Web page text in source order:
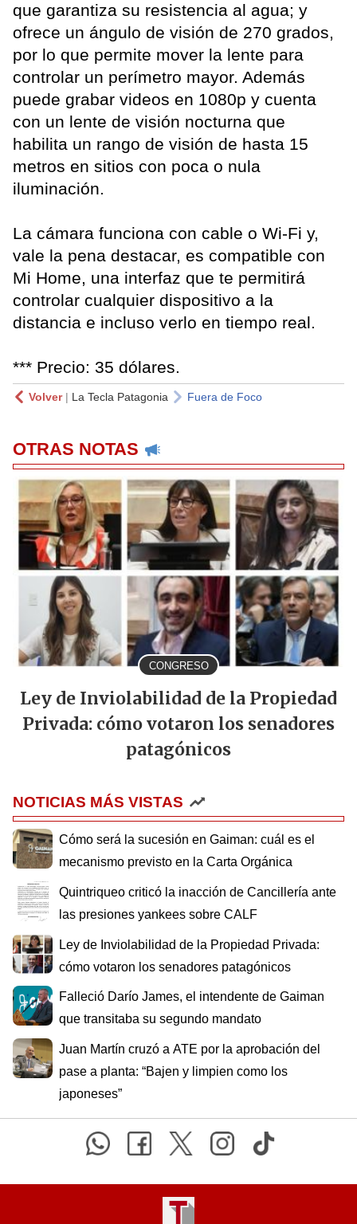
que garantiza su resistencia al agua; y
ofrece un ángulo de visión de 270 grados,
por lo que permite mover la lente para
controlar un perímetro mayor. Además
puede grabar videos en 1080p y cuenta
con un lente de visión nocturna que
habilita un rango de visión de hasta 15
metros en sitios con poca o nula
iluminación.
La cámara funciona con cable o Wi-Fi y,
vale la pena destacar, es compatible con
Mi Home, una interfaz que te permitirá
controlar cualquier dispositivo a la
distancia e incluso verlo en tiempo real.
*** Precio: 35 dólares.
Volver| La Tecla Patagonia Fuera de Foco
OTRAS NOTAS
CONGRESO
Ley de Inviolabilidad de la Propiedad
Privada: cómo votaron los senadores
patagónicos
NOTICIAS MÁS VISTAS
Cómo será la sucesión en Gaiman: cuál es el
mecanismo previsto en la Carta Orgánica
Quintriqueo criticó la inacción de Cancillería ante
las presiones yankees sobre CALF
Ley de Inviolabilidad de la Propiedad Privada:
cómo votaron los senadores patagónicos
Falleció Darío James, el intendente de Gaiman
que transitaba su segundo mandato
Juan Martín cruzó a ATE por la aprobación del
pase a planta: “Bajen y limpien como los
japoneses”